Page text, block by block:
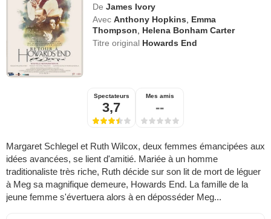
De James Ivory
Avec Anthony Hopkins
Emma
Thompson
Helena Bonham Carter
Titre original Howards End
Spectateurs
3,7
Mes amis
--
Margaret Schlegel et Ruth Wilcox, deux femmes émancipées aux
idées avancées, se lient d'amitié. Mariée à un homme
traditionaliste très riche, Ruth décide sur son lit de mort de léguer
à Meg sa magnifique demeure, Howards End. La famille de la
jeune femme s'évertuera alors à en déposséder Meg...